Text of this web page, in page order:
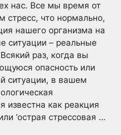
нас. Все мы время от
стресс, что нормально,
нашего организма на
ситуации – реальные
раз, когда вы
опасность или
ситуации, в вашем
известна как реакция
‘острая стрессовая …